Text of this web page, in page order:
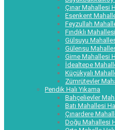
Çınar Mahallesi
Esenkent
Feyzullah
Fındıklı
Gülsuyu
Gülensu
Girne Mahallesi
İdealtepe
Küçükyalı
Zümrütevler
Pendik Halı Yıkama
Bahçelievler
Batı Mahallesi
Çınardere
Doğu Mahallesi